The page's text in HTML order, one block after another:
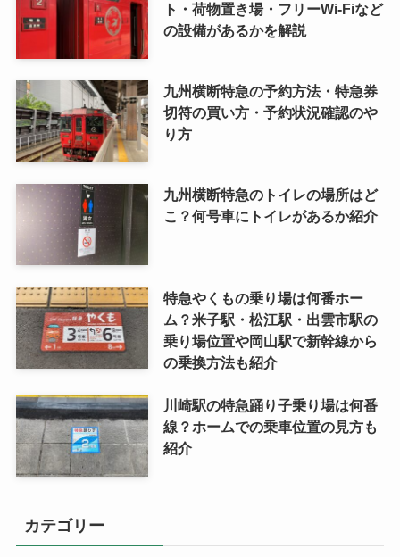
ト・荷物置き場・フリーWi-Fiなど
の設備があるかを解説
九州横断特急の予約方法・特急券
切符の買い方・予約状況確認のや
り方
九州横断特急のトイレの場所はど
こ？何号車にトイレがあるか紹介
特急やくもの乗り場は何番ホー
ム？米子駅・松江駅・出雲市駅の
乗り場位置や岡山駅で新幹線から
の乗換方法も紹介
川崎駅の特急踊り子乗り場は何番
線？ホームでの乗車位置の見方も
紹介
カテゴリー